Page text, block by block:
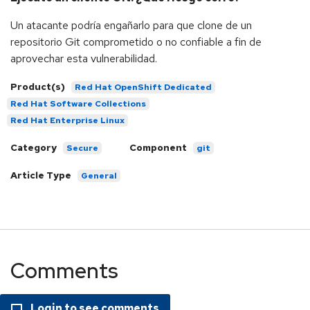
Un atacante podría engañarlo para que clone de un
repositorio Git comprometido o no confiable a fin de
aprovechar esta vulnerabilidad.
Product(s)
Red Hat OpenShift Dedicated
Red Hat Software Collections
Red Hat Enterprise Linux
Category Secure Component git
Article Type General
Comments